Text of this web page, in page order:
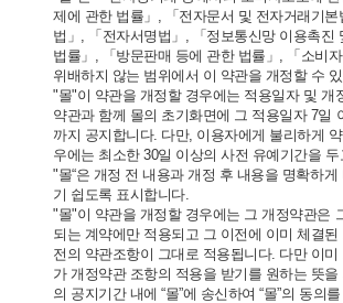
제에 관한 법률」, 「전자문서 및 전자거래기본
법」, 「전자서명법」, 「정보통신망 이용촉진
법률」, 「방문판매 등에 관한 법률」, 「소비
위배하지 않는 범위에서 이 약관을 개정할 수
"몰"이 약관을 개정할 경우에는 적용일자 및 개
약관과 함께 몰의 초기화면에 그 적용일자 7일
까지 공지합니다. 다만, 이용자에게 불리하게
우에는 최소한 30일 이상의 사전 유예기간을
"몰“은 개정 전 내용과 개정 후 내용을 명확하
기 쉽도록 표시합니다.
"몰"이 약관을 개정할 경우에는 그 개정약관은
되는 계약에만 적용되고 그 이전에 이미 체결
전의 약관조항이 그대로 적용됩니다. 다만 이
가 개정약관 조항의 적용을 받기를 원하는 뜻
의 공지기간 내에 “몰”에 송신하여 “몰”의 동의